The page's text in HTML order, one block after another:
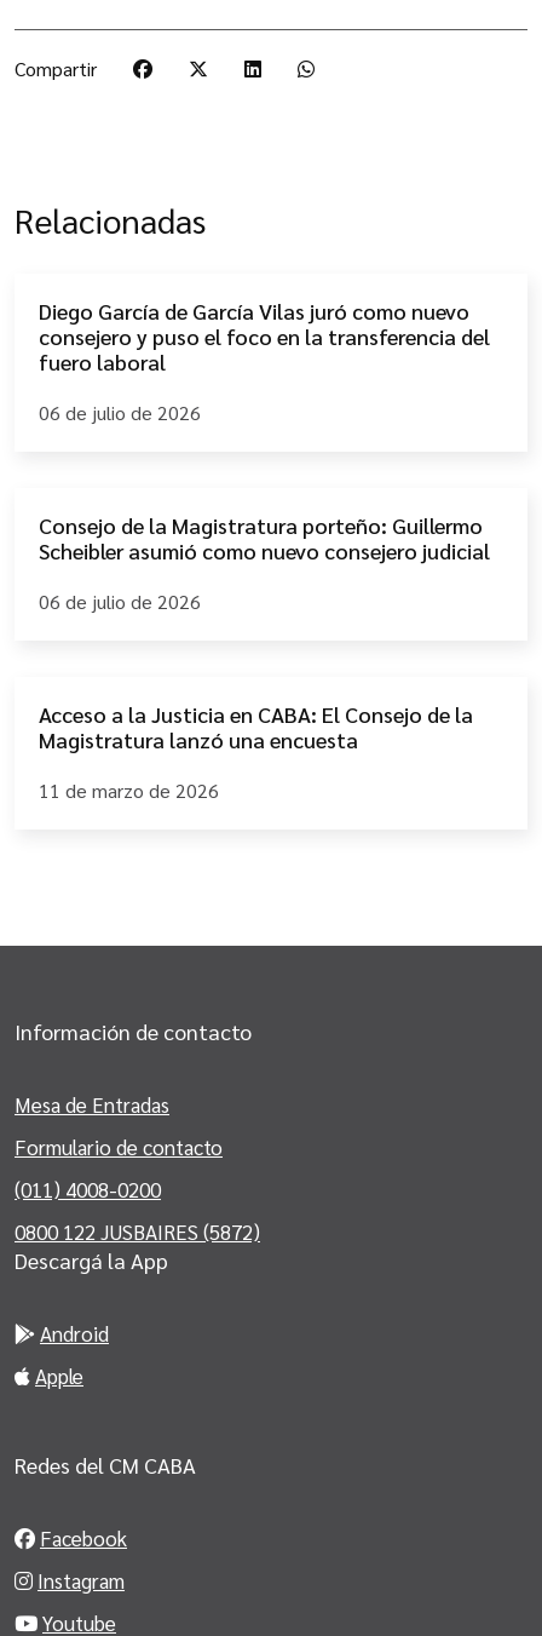
Compartir
Relacionadas
Diego García de García Vilas juró como nuevo
consejero y puso el foco en la transferencia del
fuero laboral
06 de julio de 2026
Consejo de la Magistratura porteño: Guillermo
Scheibler asumió como nuevo consejero judicial
06 de julio de 2026
Acceso a la Justicia en CABA: El Consejo de la
Magistratura lanzó una encuesta
11 de marzo de 2026
Información de contacto
Mesa de Entradas
Formulario de contacto
(011) 4008-0200
0800 122 JUSBAIRES (5872)
Descargá la App
Android
Apple
Redes del CM CABA
Facebook
Instagram
Youtube